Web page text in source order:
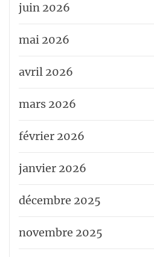
juin 2026
mai 2026
avril 2026
mars 2026
février 2026
janvier 2026
décembre 2025
novembre 2025